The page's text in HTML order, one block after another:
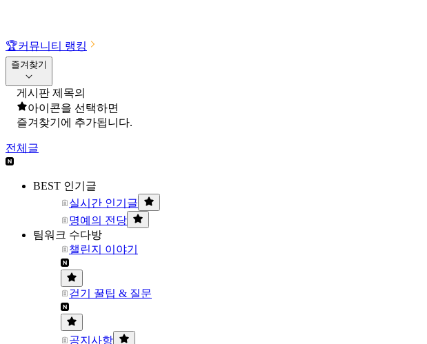
🏆커뮤니티 랭킹
즐겨찾기
게시판 제목의
아이콘을 선택하면
즐겨찾기에 추가됩니다.
전체글
BEST 인기글
실시간 인기글
명예의 전당
팀워크 수다방
챌린지 이야기
걷기 꿀팁 & 질문
공지사항